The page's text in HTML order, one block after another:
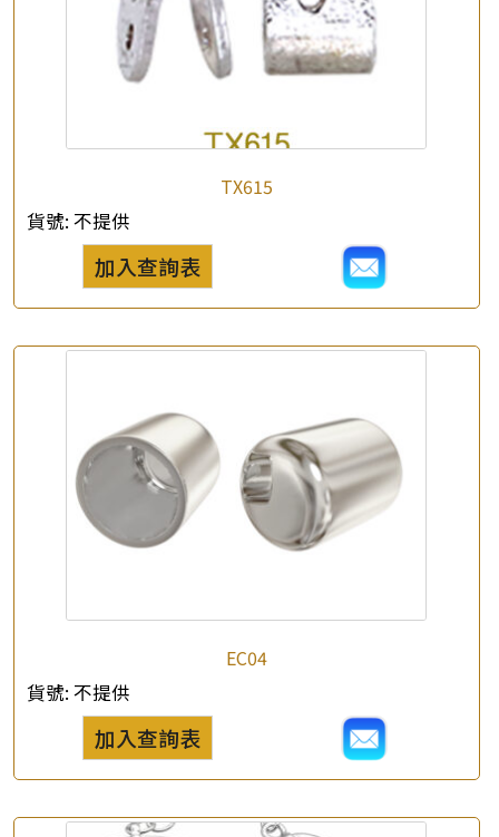
產品查詢
* 你的名字
公司名稱
*聯絡電話
查詢以下產品
TX615
貨號: 不提供
加入查詢表
EC04
貨號: 不提供
加入查詢表